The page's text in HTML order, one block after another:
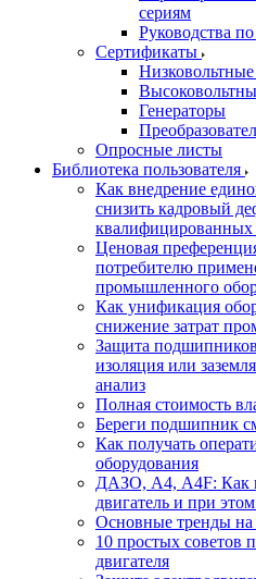
сериям
Руководства
Сертификаты
Низковольтные
Генераторы
Опросные листы
Библиотека пользователя
Как внедрение
снизить кадровый
квалифицированных
Ценовая
потребителю
промышленного
Как унификация
снижение затрат
Защита
изоляция или
анализ
Полная стоимость
Береги подшипник
Как получать
оборудования
ДАЗО, А4, А4F: Как
двигатель и при
Основные тренды на
10 простых советов
двигателя